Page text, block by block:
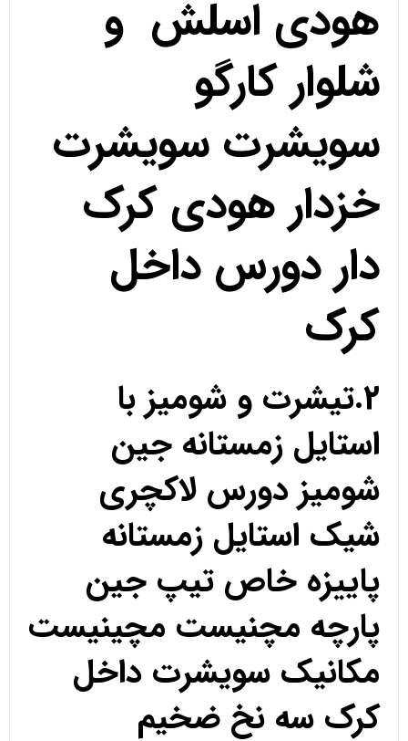
هودی اسلش و
شلوار کارگو
سویشرت سویشرت
خزدار هودی کرک
دار دورس داخل
کرک
2.تیشرت و شومیز با
استایل زمستانه جین
شومیز دورس لاکچری
شیک استایل زمستانه
پاییزه خاص تیپ جین
پارچه مچنیست مچینیست
مکانیک سویشرت داخل
کرک سه نخ ضخیم